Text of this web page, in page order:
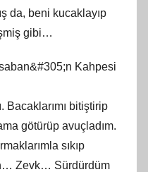
da, beni kucaklayıp
gibi…
Kahpesi
Bacaklarımı bitiştirip
götürüp avuçladım.
sıkıp
Zevk… Sürdürdüm